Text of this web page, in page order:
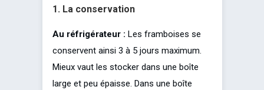
1. La conservation
Au réfrigérateur : Les framboises se
conservent ainsi 3 à 5 jours maximum.
Mieux vaut les stocker dans une boîte
large et peu épaisse. Dans une boîte